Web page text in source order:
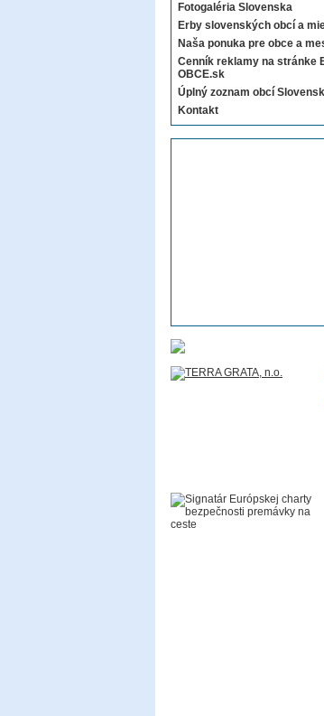
Fotogaléria Slovenska
Erby slovenských obcí a
Naša ponuka pre obce a
Cenník reklamy na stránke
OBCE.sk
Úplný zoznam obcí
Kontakt